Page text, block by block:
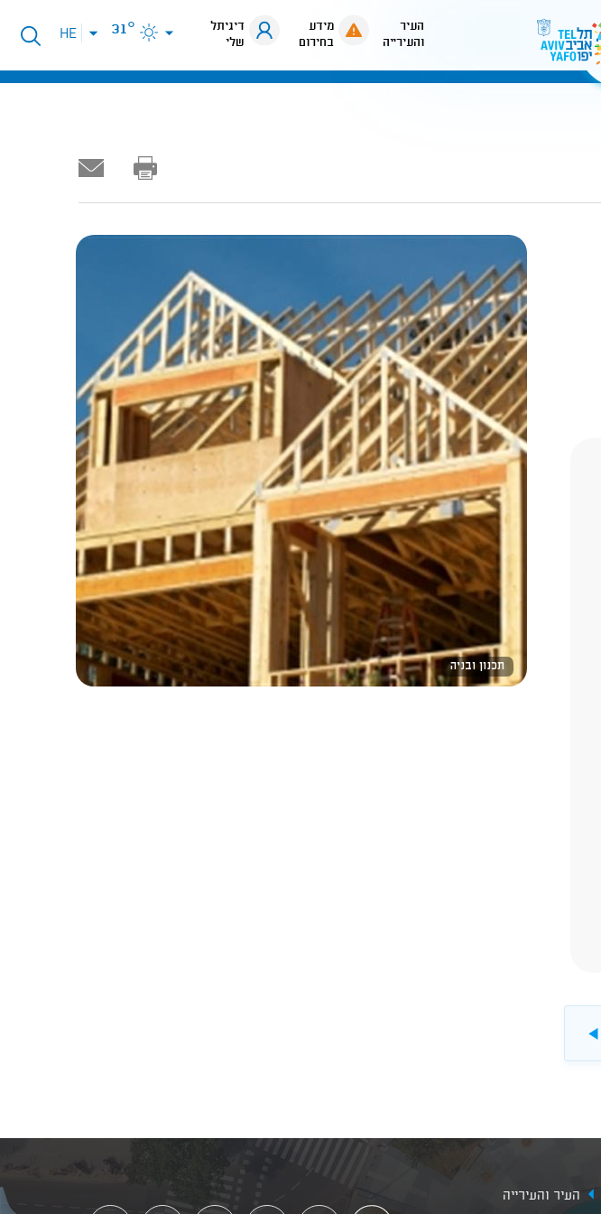
העיר
והעירייה
מידע
בחירום
דיגיתל
שלי
31°
פתיחת
תפריט
HE
תכנון ובניה
להורדה
העיר והעירייה